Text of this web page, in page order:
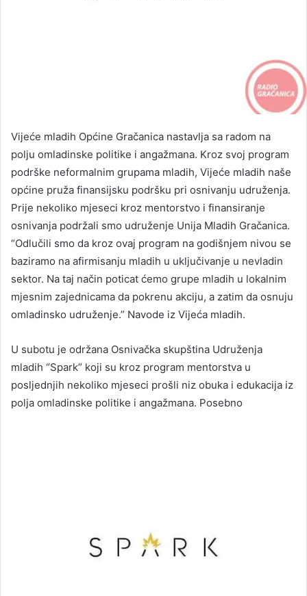
Vijeće mladih Općine Gračanica nastavlja sa radom na
polju omladinske politike i angažmana. Kroz svoj program
podrške neformalnim grupama mladih, Vijeće mladih naše
općine pruža finansijsku podršku pri osnivanju udruženja.
Prije nekoliko mjeseci kroz mentorstvo i finansiranje
osnivanja podržali smo udruženje Unija Mladih Gračanica.
“Odlučili smo da kroz ovaj program na godišnjem nivou se
baziramo na afirmisanju mladih u uključivanje u nevladin
sektor. Na taj način poticat ćemo grupe mladih u lokalnim
mjesnim zajednicama da pokrenu akciju, a zatim da osnuju
omladinsko udruženje.” Navode iz Vijeća mladih.
U subotu je održana Osnivačka skupština Udruženja
mladih “Spark” koji su kroz program mentorstva u
posljednjih nekoliko mjeseci prošli niz obuka i edukacija iz
polja omladinske politike i angažmana. Posebno